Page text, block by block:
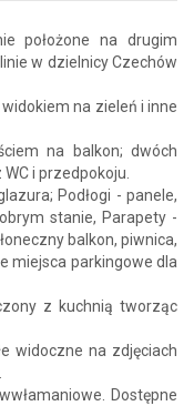
położone na drugim
w dzielnicy Czechów
na zieleń i inne
na balkon; dwóch
i przedpokoju.
Podłogi - panele,
stanie, Parapety -
balkon, piwnica,
miejsca parkingowe dla
z kuchnią tworząc
widoczne na zdjęciach
Dostępne